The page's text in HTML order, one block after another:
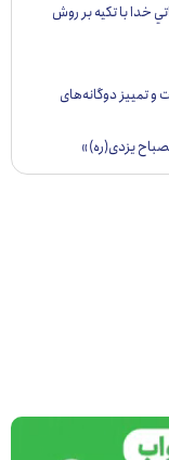
تكيه بر روش